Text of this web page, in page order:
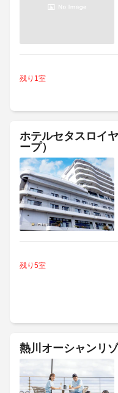
残り1室
ホテルセタスロイ
ープ）
残り5室
熱川オーシャンリ